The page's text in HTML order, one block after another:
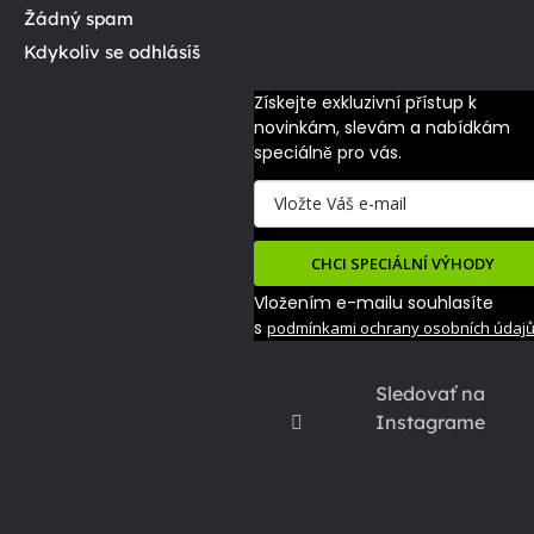
Sledovať na
Instagrame
Žádný spam
Kdykoliv se odhlásíš
Získejte exkluzivní přístup k
novinkám, slevám a nabídkám
speciálně pro vás.
CHCI SPECIÁLNÍ VÝHODY
Vložením e-mailu souhlasíte
s podmínkami ochrany osobních údajů